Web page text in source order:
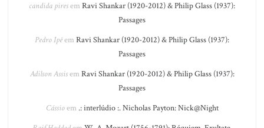
candida piresem Ravi Shankar (1920-2012) & Philip Glass (1937):
Passages
Pedro Ipêem Ravi Shankar (1920-2012) & Philip Glass (1937):
Passages
Adilson Assisem Ravi Shankar (1920-2012) & Philip Glass (1937):
Passages
Cássioem .: interlúdio :. Nicholas Payton: Nick@Night